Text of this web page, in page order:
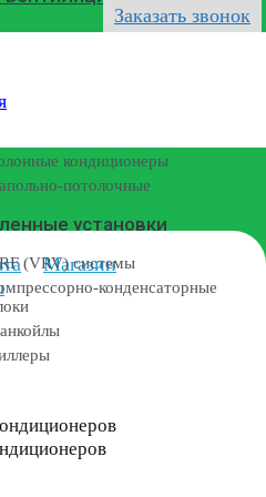
Заказать звонок
кондиционеры
кондиционеры
кондиционеры
потолочные
установки
(VRV) системы
конденсаторные
Магазин